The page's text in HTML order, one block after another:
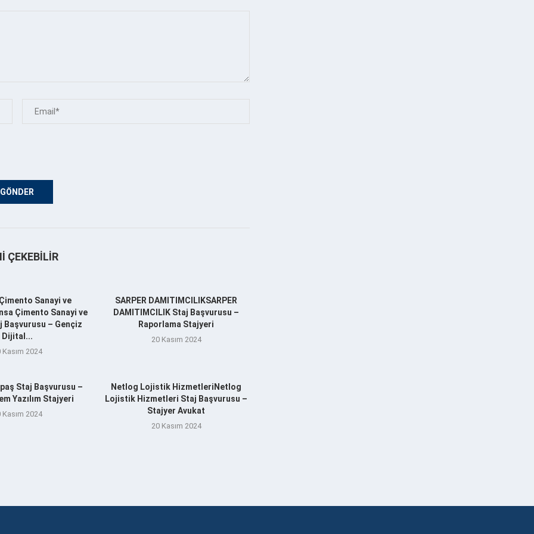
ÇEKEBILIR
Sanayi ve
Çimento Sanayi ve
– Gençiz
Dijital...
Kasım 2024
SARPER DAMITIMCILIKSARPER
DAMITIMCILIK Staj Başvurusu –
Raporlama Stajyeri
20 Kasım 2024
Staj Başvurusu –
Yazılım Stajyeri
Kasım 2024
Netlog Lojistik HizmetleriNetlog
Lojistik Hizmetleri Staj Başvurusu –
Stajyer Avukat
20 Kasım 2024